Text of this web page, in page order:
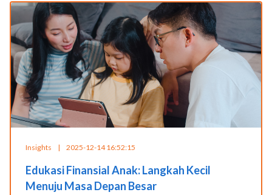
Insights | 2025-12-14 16:52:15
Edukasi Finansial Anak: Langkah Kecil
Menuju Masa Depan Besar